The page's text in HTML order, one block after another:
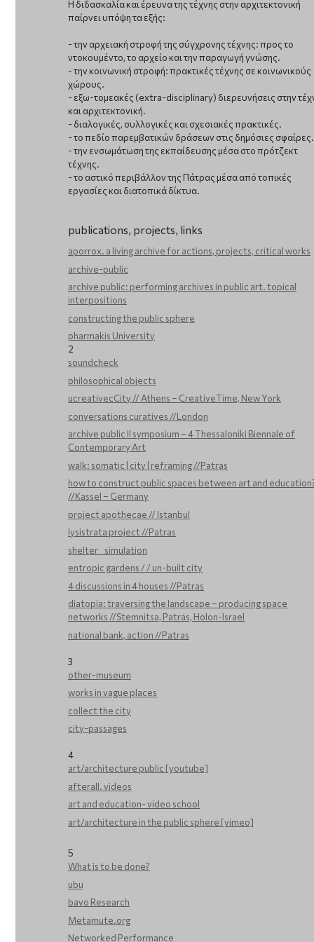
Η διδασκαλία και έρευνα της τέχνης στην αρχιτεκτονική
παίρνει υπόψη τα εξής:
- την αρχειακή στροφή της σύγχρονης τέχνης: προς το
ντοκουμέντο, το αρχείο και την παραγωγή γνώσης.
- την κοινωνική στροφή: πρακτικές τέχνης σε κοινωνικούς
χώρους.
- εξω-τομεακές (extra-disciplinary) διερευνήσεις στην
και αρχιτεκτονική.
- διαλογικές, συλλογικές και σχεσιακές πρακτικές.
- το πεδίο παρεμβατικών δράσεων στις δημόσιες σφαίρες.
- την ενσωμάτωση της εκπαίδευσης μέσα στο πρότζεκτ
τέχνης.
- το αστικό περιβάλλον της Πάτρας μέσα από τοπικές
εργασίες και διατοπικά δίκτυα.
publications, projects, links
aporrox. a living archive for actions, projects, critical works
archive-public
archive public: performing archives in public art. topical
interpositions
constructing the public sphere
pharmakis University
2
soundcheck
philosophical objects
ucreativecCity // Athens – CreativeTime, New York
conversations curatives //London
archive public ΙΙ symposium – 4 Thessaloniki Biennale of
Contemporary Art
walk: somatic | city | reframing //Patras
how to construct public spaces between art and
//Kassel – Germany
project apothecae // Istanbul
lysistrata project //Patras
shelter _ simulation
entropic gardens / / un-built city
4 discussions in 4 houses //Patras
diatopia: traversing the landscape – producing space
networks //Stemnitsa, Patras, Holon-Israel
national bank, action //Patras
3
other-museum
works in vague places
collect the city
city-passages
4
art/architecture public [youtube]
afterall. videos
art and education- video school
art/architecture in the public sphere [vimeo]
5
What is to be done?
ubu
bavo Research
Metamute.org
Networked Performance